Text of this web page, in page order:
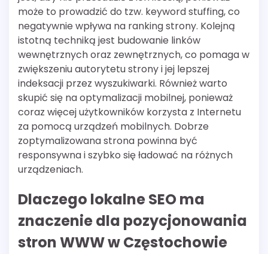
może to prowadzić do tzw. keyword stuffing, co
negatywnie wpływa na ranking strony. Kolejną
istotną techniką jest budowanie linków
wewnętrznych oraz zewnętrznych, co pomaga w
zwiększeniu autorytetu strony i jej lepszej
indeksacji przez wyszukiwarki. Również warto
skupić się na optymalizacji mobilnej, ponieważ
coraz więcej użytkowników korzysta z Internetu
za pomocą urządzeń mobilnych. Dobrze
zoptymalizowana strona powinna być
responsywna i szybko się ładować na różnych
urządzeniach.
Dlaczego lokalne SEO ma
znaczenie dla pozycjonowania
stron WWW w Częstochowie